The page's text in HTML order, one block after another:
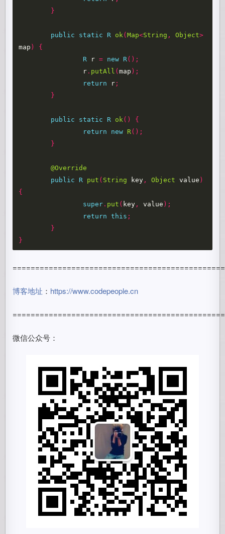
}
public static R ok (Map<String , Object>
map )
{
R
r = new R ();
r . putAll (map );
return
r ;
}
public static R ok ()
{
return
new R ();
}
@Override
public
R put ( String key , Object value )
{
super . put ( key , value );
return
this ;
}
}
博客地址 ： https://www.codepeople.cn
微信公众号：